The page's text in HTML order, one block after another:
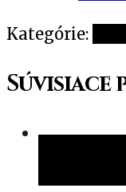
Kategórie: